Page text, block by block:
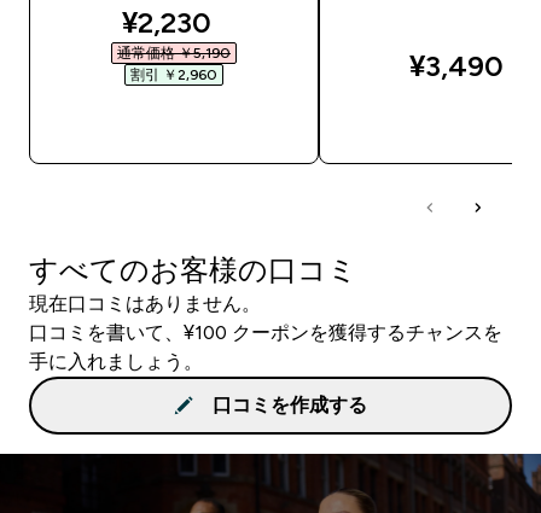
discounted price
¥2,230‎
通常価格 ￥5,190‎
割引 ￥2,960‎
¥3,490‎
すべてのお客様の口コミ
現在口コミはありません。
口コミを書いて、¥100 クーポンを獲得するチャンスを
手に入れましょう。
口コミを作成する